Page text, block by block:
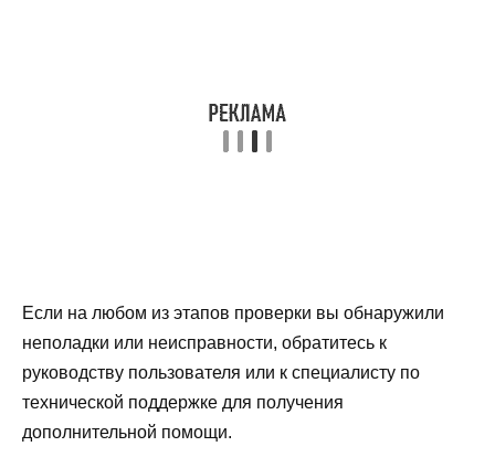
Если на любом из этапов проверки вы обнаружили
неполадки или неисправности, обратитесь к
руководству пользователя или к специалисту по
технической поддержке для получения
дополнительной помощи.